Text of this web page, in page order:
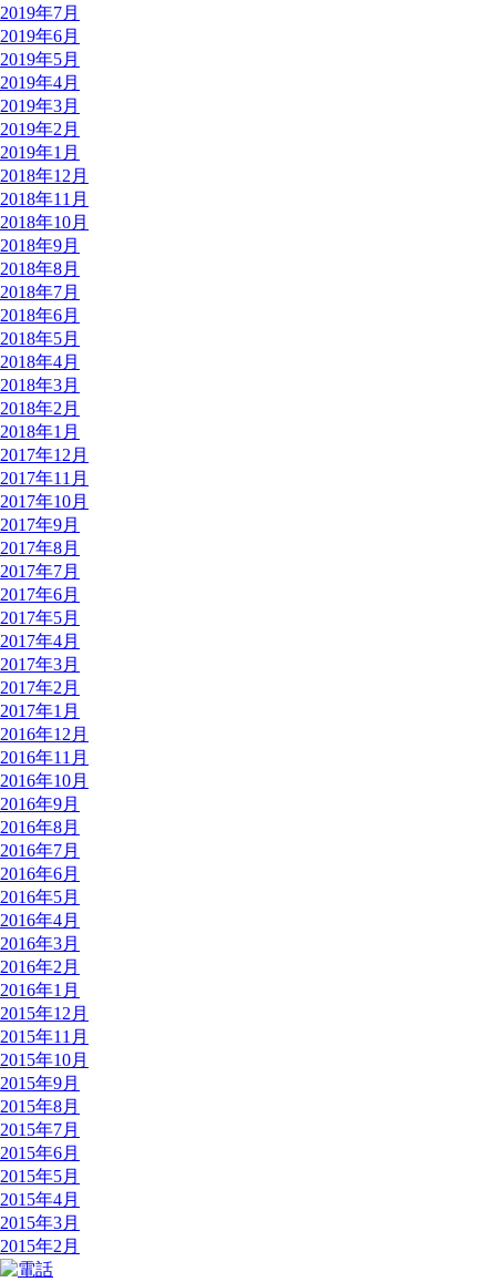
2019年7月
2019年6月
2019年5月
2019年4月
2019年3月
2019年2月
2019年1月
2018年12月
2018年11月
2018年10月
2018年9月
2018年8月
2018年7月
2018年6月
2018年5月
2018年4月
2018年3月
2018年2月
2018年1月
2017年12月
2017年11月
2017年10月
2017年9月
2017年8月
2017年7月
2017年6月
2017年5月
2017年4月
2017年3月
2017年2月
2017年1月
2016年12月
2016年11月
2016年10月
2016年9月
2016年8月
2016年7月
2016年6月
2016年5月
2016年4月
2016年3月
2016年2月
2016年1月
2015年12月
2015年11月
2015年10月
2015年9月
2015年8月
2015年7月
2015年6月
2015年5月
2015年4月
2015年3月
2015年2月